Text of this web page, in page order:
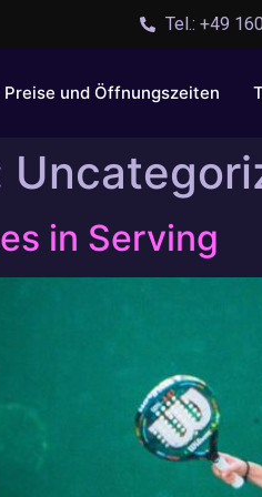
Tel.: +49
Preise und Öffnungszeiten
in Serving